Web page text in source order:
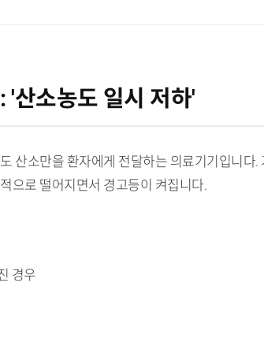
'산소농도 일시 저하'
산소만을 환자에게 전달하는 의료기기입니다
으로 떨어지면서 경고등이 켜집니다.
경우